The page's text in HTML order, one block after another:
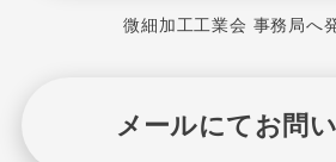
微細加工工業会 事務局へ
メールにてお問